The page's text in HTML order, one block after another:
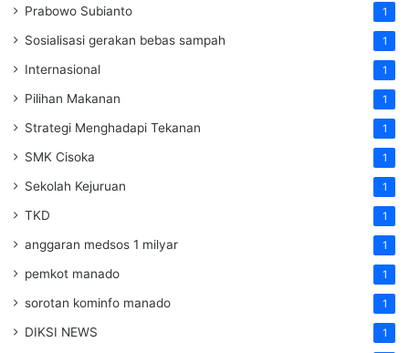
Prabowo Subianto 1
Sosialisasi gerakan bebas sampah 1
Internasional 1
Pilihan Makanan 1
Strategi Menghadapi Tekanan 1
SMK Cisoka 1
Sekolah Kejuruan 1
TKD 1
anggaran medsos 1 milyar 1
pemkot manado 1
sorotan kominfo manado 1
DIKSI NEWS 1